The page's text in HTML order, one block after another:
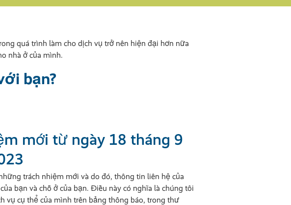
quá trình làm cho dịch vụ trở nên hiện đại hơn nữa
nhà ở của mình.
bạn?
mới từ ngày 18 tháng 9
trách nhiệm mới và do đó, thông tin liên hệ của
bạn và chỗ ở của bạn. Điều này có nghĩa là chúng tôi
vụ cụ thể của mình trên bảng thông báo, trong thư